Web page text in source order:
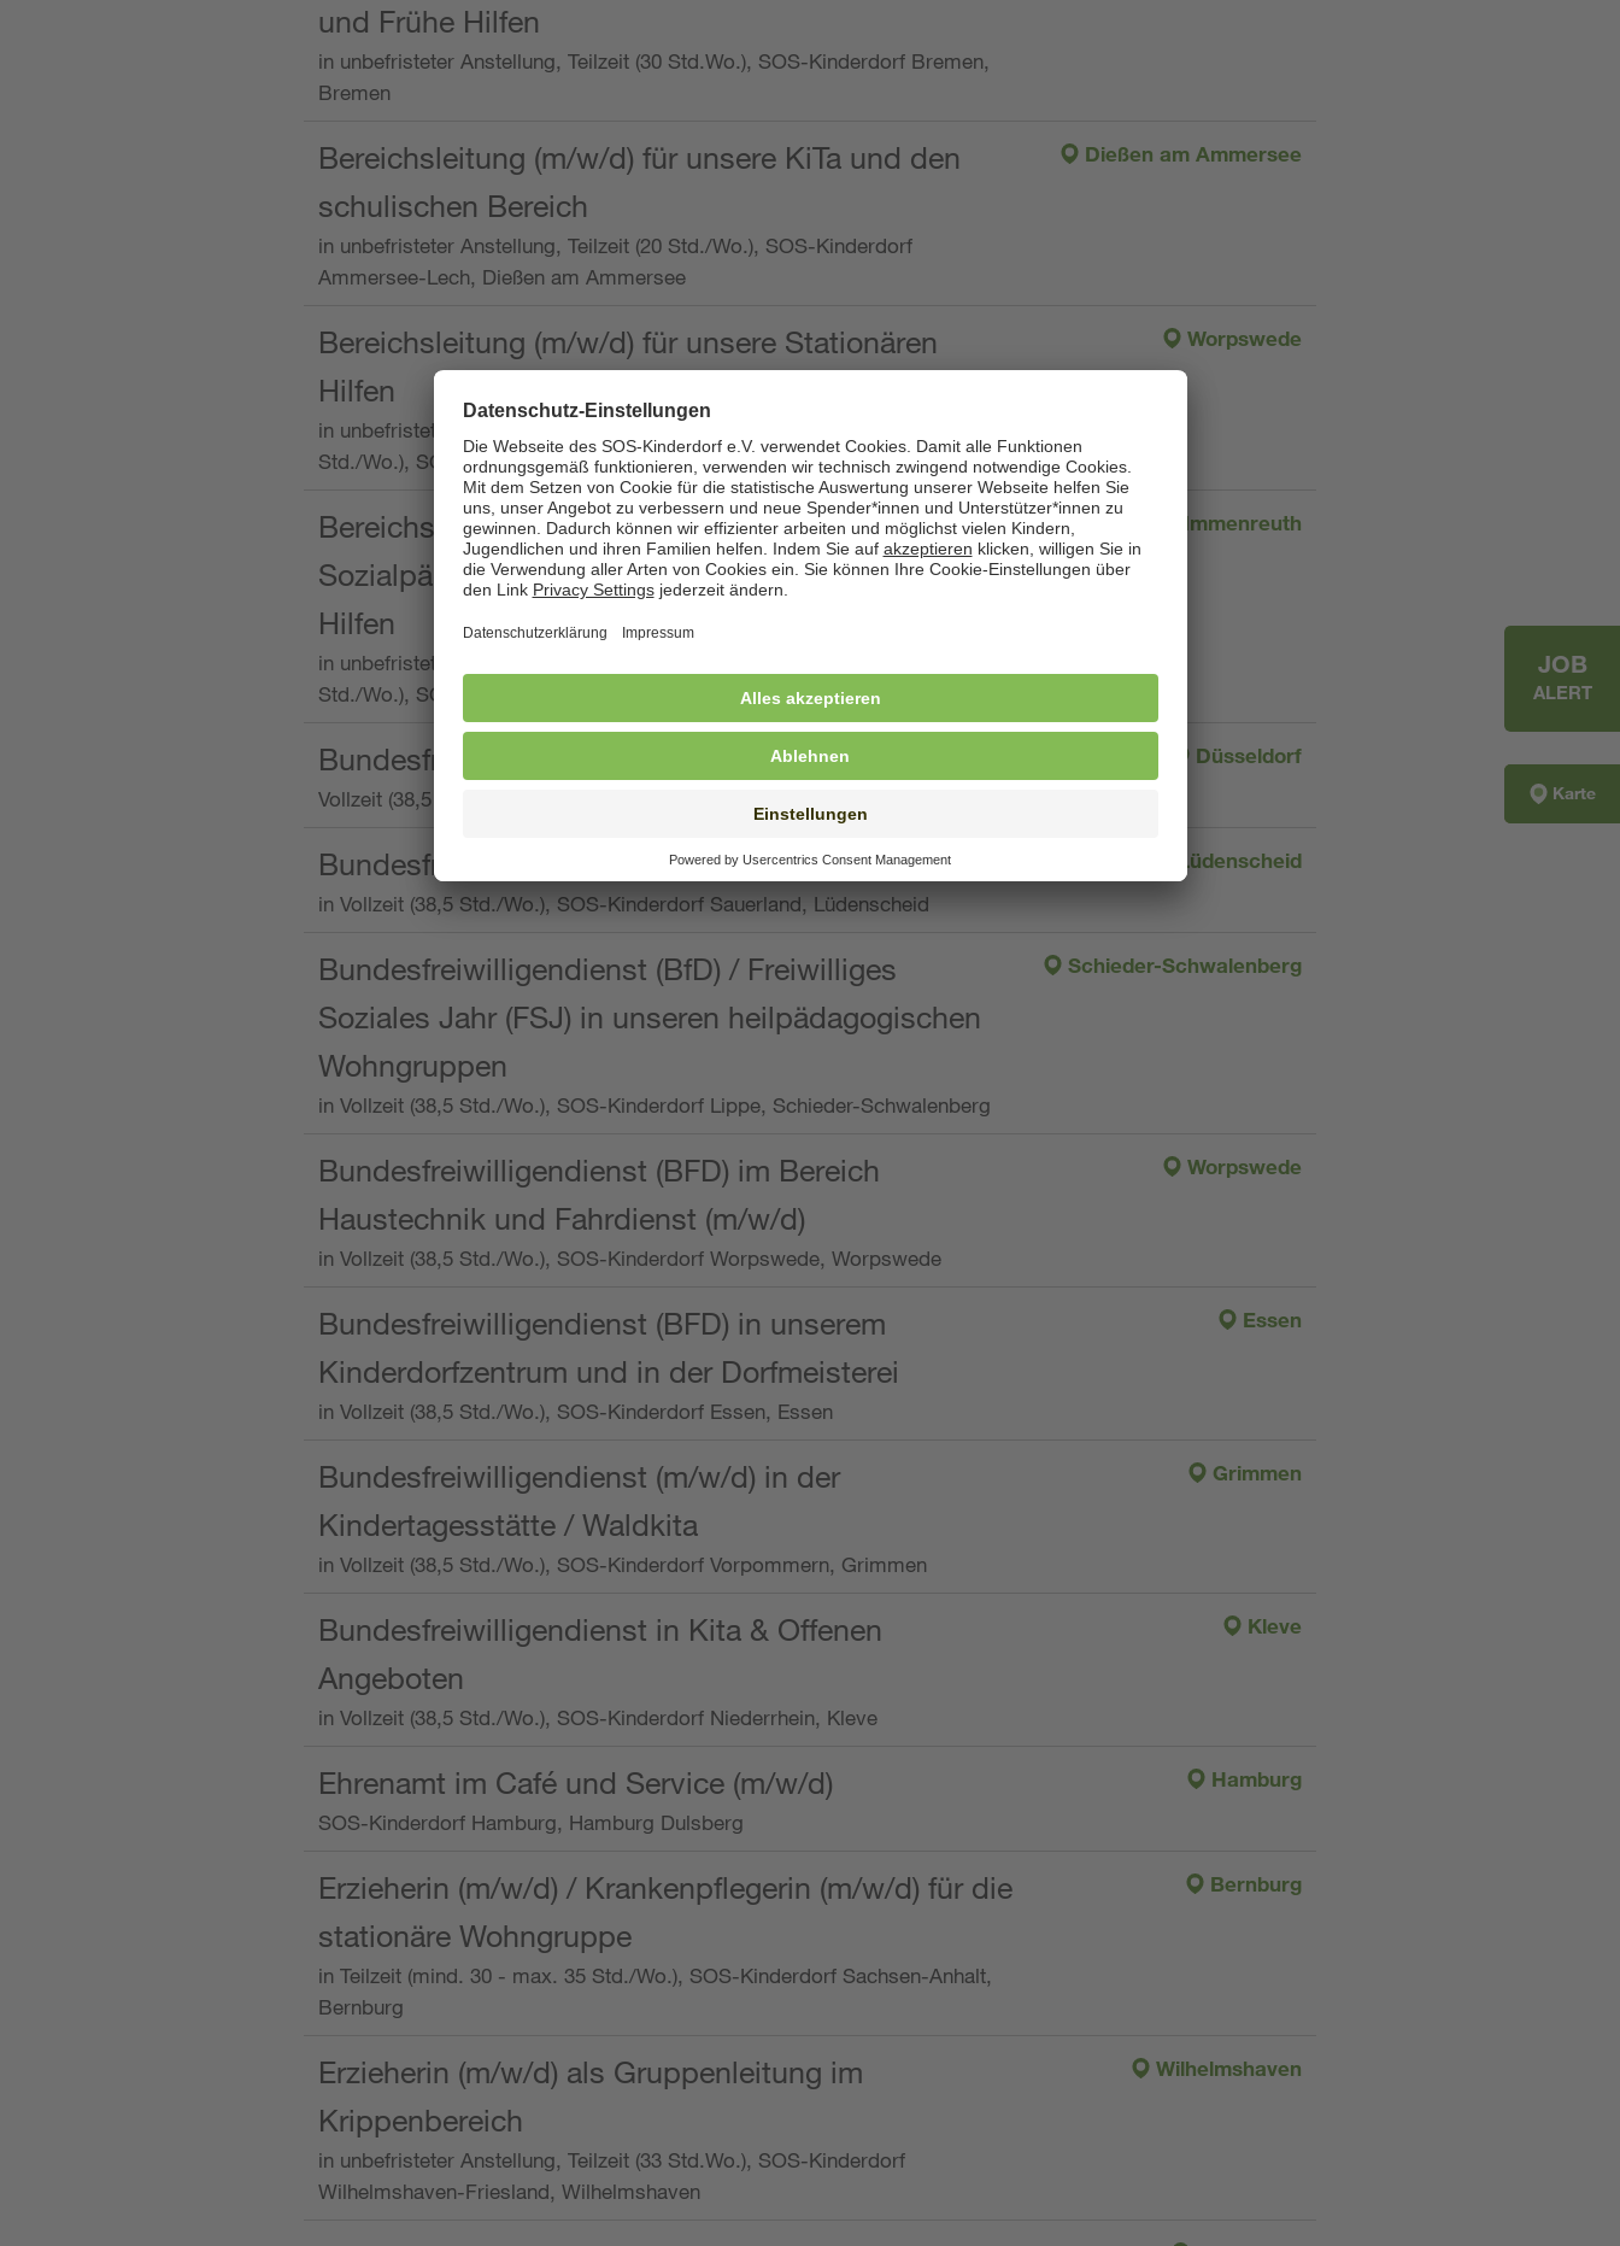
und Frühe Hilfen
in unbefristeter Anstellung, Teilzeit (30 Std.Wo.), SOS-Kinderdorf Bremen,
Bremen
Bereichsleitung (m/w/d) für unsere KiTa und den
schulischen Bereich
in unbefristeter Anstellung, Teilzeit (20 Std./Wo.), SOS-Kinderdorf
Ammersee-Lech, Dießen am Ammersee
Dießen am Ammersee
Bereichsleitung (m/w/d) für unsere Stationären
Hilfen
in unbefristeter Anstellung, Vollzeit oder Teilzeit (mind. 30 - max. 38,5
Std./Wo.), SOS-Kinderdorf Worpswede,
Worpswede
Bereichsleitung mit der Qualifikation als
Sozialpädagogin (m/w/d) und die Ambulanten
Hilfen
in unbefristeter Anstellung, Vollzeit oder Teilzeit (min. 34 bis max. 38,5
Std./Wo.), SOS-Kinderdorf Oberpfalz, Immenreuth
Immenreuth
Bundesfreiwilligendienst
Vollzeit (38,5 Stunden pro Woche), SOS-Kinderdorf Düsseldorf
Düsseldorf
Bundesfreiwilligendienst
in Vollzeit (38,5 Std./Wo.), SOS-Kinderdorf Sauerland, Lüdenscheid
Lüdenscheid
Bundesfreiwilligendienst (BfD) / Freiwilliges
Soziales Jahr (FSJ) in unseren heilpädagogischen
Wohngruppen
in Vollzeit (38,5 Std./Wo.), SOS-Kinderdorf Lippe, Schieder-Schwalenberg
Schieder-Schwalenberg
Bundesfreiwilligendienst (BFD) im Bereich
Haustechnik und Fahrdienst (m/w/d)
in Vollzeit (38,5 Std./Wo.), SOS-Kinderdorf Worpswede, Worpswede
Worpswede
Bundesfreiwilligendienst (BFD) in unserem
Kinderdorfzentrum und in der Dorfmeisterei
in Vollzeit (38,5 Std./Wo.), SOS-Kinderdorf Essen, Essen
Essen
Bundesfreiwilligendienst (m/w/d) in der
Kindertagesstätte / Waldkita
in Vollzeit (38,5 Std./Wo.), SOS-Kinderdorf Vorpommern, Grimmen
Grimmen
Bundesfreiwilligendienst in Kita & Offenen
Angeboten
in Vollzeit (38,5 Std./Wo.), SOS-Kinderdorf Niederrhein, Kleve
Kleve
Ehrenamt im Café und Service (m/w/d)
SOS-Kinderdorf Hamburg, Hamburg Dulsberg
Hamburg
Erzieherin (m/w/d) / Krankenpflegerin (m/w/d) für die
stationäre Wohngruppe
in Teilzeit (mind. 30 - max. 35 Std./Wo.), SOS-Kinderdorf Sachsen-Anhalt,
Bernburg
Bernburg
Erzieherin (m/w/d) als Gruppenleitung im
Krippenbereich
in unbefristeter Anstellung, Teilzeit (33 Std.Wo.), SOS-Kinderdorf
Wilhelmshaven-Friesland, Wilhelmshaven
Wilhelmshaven
JOB
ALERT
Karte